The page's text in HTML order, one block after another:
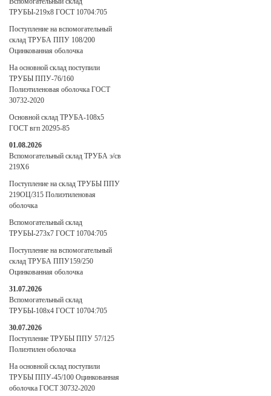
ТРУБЫ-219х8 ГОСТ 10704:705
Поступление на вспомогательный
склад ТРУБА ППУ 108/200
Оцинкованная оболочка
На основной склад поступили
ТРУБЫ ППУ-76/160
Полиэтиленовая оболочка ГОСТ
30732-2020
Основной склад ТРУБА-108х5
ГОСТ вгп 20295-85
01.08.2026
Вспомогательный склад ТРУБА э/св
219Х6
Поступление на склад ТРУБЫ ППУ
219ОЦ/315 Полиэтиленовая
оболочка
Вспомогательный склад
ТРУБЫ-273х7 ГОСТ 10704:705
Поступление на вспомогательный
склад ТРУБА ППУ159/250
Оцинкованная оболочка
31.07.2026
Вспомогательный склад
ТРУБЫ-108х4 ГОСТ 10704:705
30.07.2026
Поступление ТРУБЫ ППУ 57/125
Полиэтилен оболочка
На основной склад поступили
ТРУБЫ ППУ-45/100 Оцинкованная
оболочка ГОСТ 30732-2020